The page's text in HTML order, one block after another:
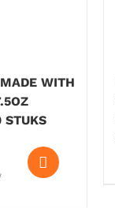
WITH
STUKS